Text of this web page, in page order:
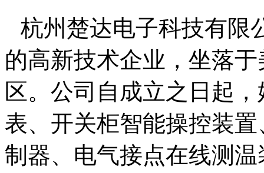
杭州楚达电子科技有限
的高新技术企业，坐落
区。公司自成立之日起
表、开关柜智能操控装
制器、电气接点在线测